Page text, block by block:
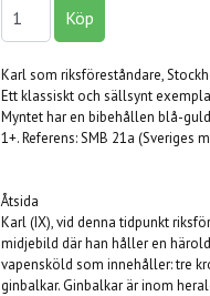
Karl som riksföreståndare,
Ett klassiskt och sällsynt
Myntet har en bibehållen blå-
1+. Referens: SMB 21a (Sveriges
Åtsida
Karl (IX), vid denna tidpunkt
midjebild där han håller en
vapensköld som innehåller: tre
ginbalkar. Ginbalkar är inom